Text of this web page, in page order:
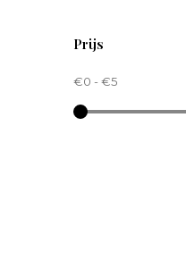
Prijs
€0 - €5